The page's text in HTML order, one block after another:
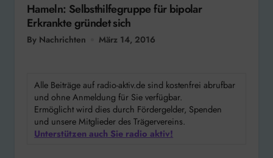
Hameln: Selbsthilfegruppe für bipolar
Erkrankte gründet sich
By Nachrichten März 14, 2016
Alle Beiträge auf radio-aktiv.de sind kostenfrei abrufbar
und ohne Anmeldung für Sie verfügbar.
Ermöglicht wird dies durch Fördergelder, Spenden
und unsere Mitglieder des Trägervereins.
Unterstützen auch Sie radio aktiv!